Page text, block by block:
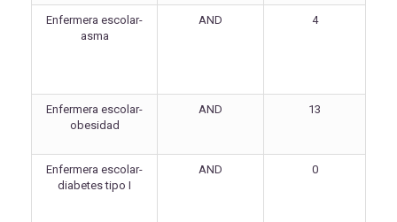
Enfermera escolar-
asma
AND 4
Enfermera escolar-
obesidad
AND 13
Enfermera escolar-
diabetes tipo I
AND 0